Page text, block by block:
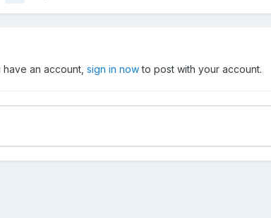
an account, sign in nowto post with your account.